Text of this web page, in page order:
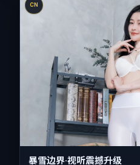
CN
暴雪边界·视听震撼升级